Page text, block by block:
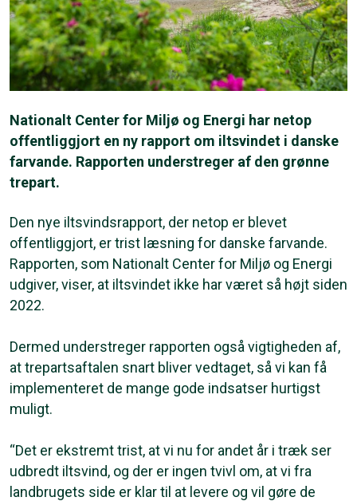
Nationalt Center for Miljø og Energi har netop
offentliggjort en ny rapport om iltsvindet i danske
farvande. Rapporten understreger af den grønne
trepart.
Den nye iltsvindsrapport, der netop er blevet
offentliggjort, er trist læsning for danske farvande.
Rapporten, som Nationalt Center for Miljø og Energi
udgiver, viser, at iltsvindet ikke har været så højt siden
2022.
Dermed understreger rapporten også vigtigheden af,
at trepartsaftalen snart bliver vedtaget, så vi kan få
implementeret de mange gode indsatser hurtigst
muligt.
“Det er ekstremt trist, at vi nu for andet år i træk ser
udbredt iltsvind, og der er ingen tvivl om, at vi fra
landbrugets side er klar til at levere og vil gøre de